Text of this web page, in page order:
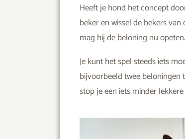
Heeft je hond het concept
beker en wissel de bekers
mag hij de beloning nu opeten.
Je kunt het spel steeds iets
bijvoorbeeld twee beloningen
stop je een iets minder